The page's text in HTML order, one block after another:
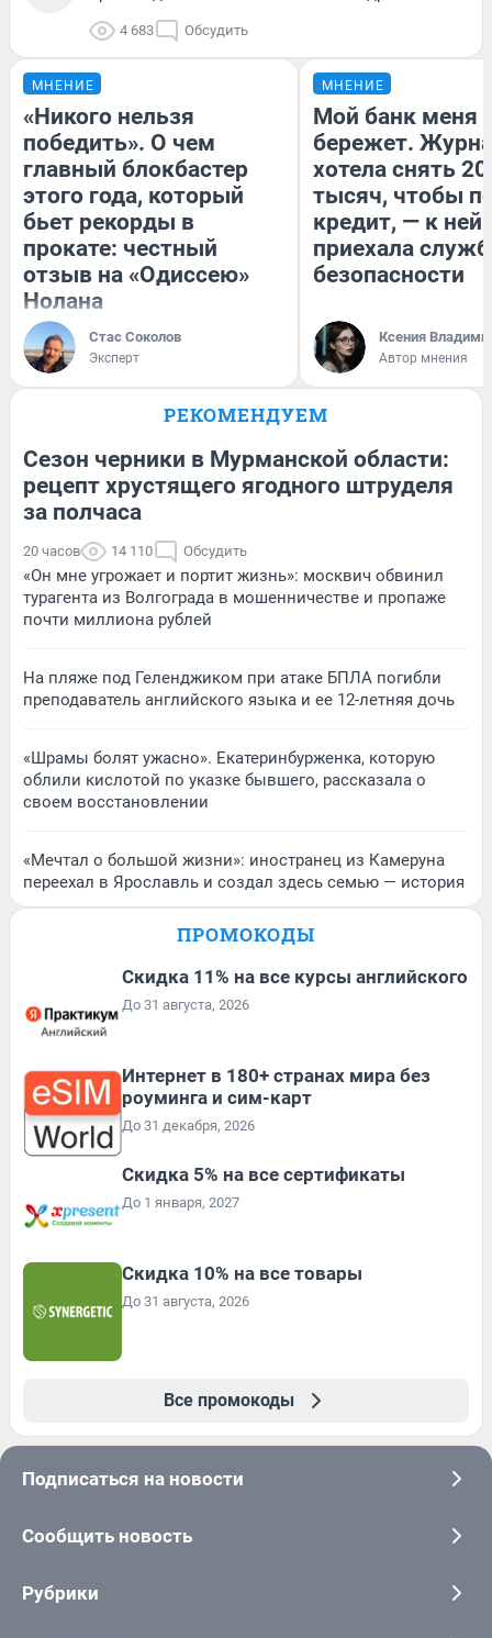
4 683 Обсудить
МНЕНИЕ
«Никого нельзя
победить». О чем
главный блокбастер
этого года, который
бьет рекорды в
прокате: честный
отзыв на «Одиссею»
Нолана
Стас Соколов
Эксперт
МНЕНИЕ
Мой банк меня
бережет.
хотела снять
тысяч, чтобы
кредит, — к
приехала
безопасности
Ксения
Автор мнения
РЕКОМЕНДУЕМ
Сезон черники в Мурманской области:
рецепт хрустящего ягодного штруделя
за полчаса
20 часов 14 110 Обсудить
«Он мне угрожает и портит жизнь»: москвич обвинил
турагента из Волгограда в мошенничестве и пропаже
почти миллиона рублей
На пляже под Геленджиком при атаке БПЛА погибли
преподаватель английского языка и ее 12-летняя дочь
«Шрамы болят ужасно». Екатеринбурженка, которую
облили кислотой по указке бывшего, рассказала о
своем восстановлении
«Мечтал о большой жизни»: иностранец из Камеруна
переехал в Ярославль и создал здесь семью — история
ПРОМОКОДЫ
Скидка 11% на все курсы английского
До 31 августа, 2026
Интернет в 180+ странах мира без
роуминга и сим-карт
До 31 декабря, 2026
Скидка 5% на все сертификаты
До 1 января, 2027
Скидка 10% на все товары
До 31 августа, 2026
Все промокоды
Подписаться на новости
Сообщить новость
Рубрики